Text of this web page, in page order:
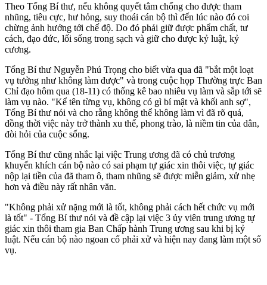
Theo Tổng Bí thư, nếu không quyết tâm chống cho được tham
nhũng, tiêu cực, hư hỏng, suy thoái cán bộ thì đến lúc nào đó coi
chừng ảnh hưởng tới chế độ. Do đó phải giữ được phẩm chất, tư
cách, đạo đức, lối sống trong sạch và giữ cho được kỷ luật, kỷ
cương.
Tổng Bí thư Nguyễn Phú Trọng cho biết vừa qua đã "bắt một loạt
vụ tưởng như không làm được" và trong cuộc họp Thường trực Ban
Chỉ đạo hôm qua (18-11) có thống kê bao nhiêu vụ làm và sắp tới sẽ
làm vụ nào. "Kể tên từng vụ, không có gì bí mật và khối anh sợ",
Tổng Bí thư nói và cho rằng không thể không làm vì đã rõ quá,
đồng thời việc này trở thành xu thế, phong trào, là niềm tin của dân,
đòi hỏi của cuộc sống.
Tổng Bí thư cũng nhắc lại việc Trung ương đã có chủ trương
khuyến khích cán bộ nào có sai phạm tự giác xin thôi việc, tự giác
nộp lại tiền của đã tham ô, tham nhũng sẽ được miễn giảm, xử nhẹ
hơn và điều này rất nhân văn.
"Không phải xử nặng mới là tốt, không phải cách hết chức vụ mới
là tốt" - Tổng Bí thư nói và đề cập lại việc 3 ủy viên trung ương tự
giác xin thôi tham gia Ban Chấp hành Trung ương sau khi bị kỷ
luật. Nếu cán bộ nào ngoan cố phải xử và hiện nay đang làm một số
vụ.